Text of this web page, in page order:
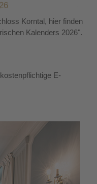
Korntal, hier finden
Kalenders 2026".
E-